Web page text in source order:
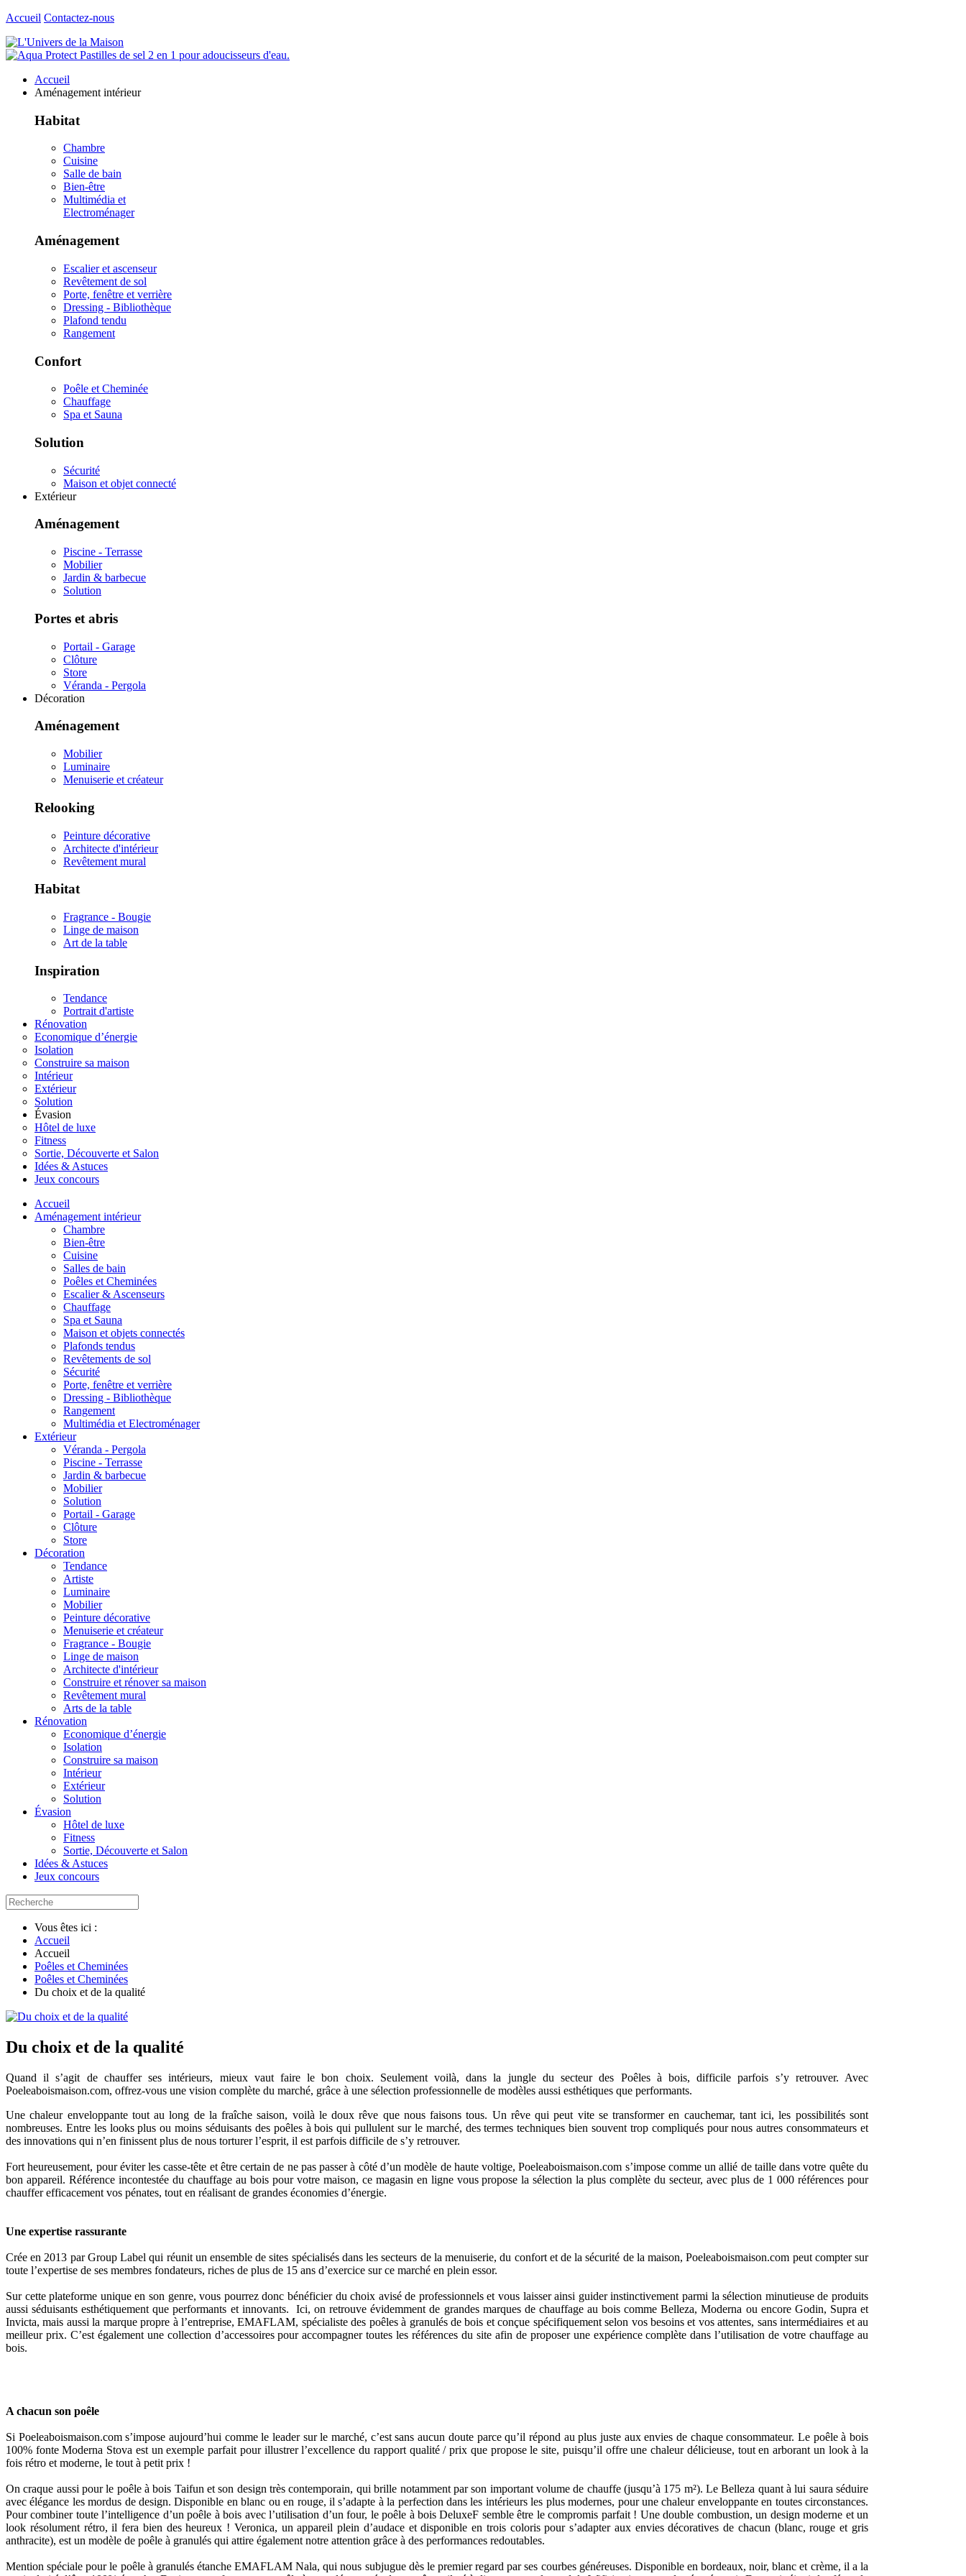
Accueil Contactez-nous
Accueil
Aménagement intérieur
Habitat
Chambre
Cuisine
Salle de bain
Bien-être
Multimédia et
Electroménager
Aménagement
Escalier et ascenseur
Revêtement de sol
Porte, fenêtre et verrière
Dressing - Bibliothèque
Plafond tendu
Rangement
Confort
Poêle et Cheminée
Chauffage
Spa et Sauna
Solution
Sécurité
Maison et objet connecté
Extérieur
Aménagement
Piscine - Terrasse
Mobilier
Jardin & barbecue
Solution
Portes et abris
Portail - Garage
Clôture
Store
Véranda - Pergola
Décoration
Aménagement
Mobilier
Luminaire
Menuiserie et créateur
Relooking
Peinture décorative
Architecte d'intérieur
Revêtement mural
Habitat
Fragrance - Bougie
Linge de maison
Art de la table
Inspiration
Tendance
Portrait d'artiste
Rénovation
Economique d’énergie
Isolation
Construire sa maison
Intérieur
Extérieur
Solution
Évasion
Hôtel de luxe
Fitness
Sortie, Découverte et Salon
Idées & Astuces
Jeux concours
Accueil
Aménagement intérieur
Chambre
Bien-être
Cuisine
Salles de bain
Poêles et Cheminées
Escalier & Ascenseurs
Chauffage
Spa et Sauna
Maison et objets connectés
Plafonds tendus
Revêtements de sol
Sécurité
Porte, fenêtre et verrière
Dressing - Bibliothèque
Rangement
Multimédia et Electroménager
Extérieur
Véranda - Pergola
Piscine - Terrasse
Jardin & barbecue
Mobilier
Solution
Portail - Garage
Clôture
Store
Décoration
Tendance
Artiste
Luminaire
Mobilier
Peinture décorative
Menuiserie et créateur
Fragrance - Bougie
Linge de maison
Architecte d'intérieur
Construire et rénover sa maison
Revêtement mural
Arts de la table
Rénovation
Economique d’énergie
Isolation
Construire sa maison
Intérieur
Extérieur
Solution
Évasion
Hôtel de luxe
Fitness
Sortie, Découverte et Salon
Idées & Astuces
Jeux concours
Vous êtes ici :
Accueil
Accueil
Poêles et Cheminées
Poêles et Cheminées
Du choix et de la qualité
Du choix et de la qualité
Quand il s’agit de chauffer ses intérieurs, mieux vaut faire le bon choix. Seulement voilà, dans la jungle du secteur des Poêles à bois, difficile parfois s’y retrouver. Avec
Poeleaboismaison.com, offrez-vous une vision complète du marché, grâce à une sélection professionnelle de modèles aussi esthétiques que performants.
Une chaleur enveloppante tout au long de la fraîche saison, voilà le doux rêve que nous faisons tous. Un rêve qui peut vite se transformer en cauchemar, tant ici, les possibilités sont
nombreuses. Entre les looks plus ou moins séduisants des poêles à bois qui pullulent sur le marché, des termes techniques bien souvent trop compliqués pour nous autres consommateurs et
des innovations qui n’en finissent plus de nous torturer l’esprit, il est parfois difficile de s’y retrouver.
Fort heureusement, pour éviter les casse-tête et être certain de ne pas passer à côté d’un modèle de haute voltige, Poeleaboismaison.com s’impose comme un allié de taille dans votre quête du
bon appareil. Référence incontestée du chauffage au bois pour votre maison, ce magasin en ligne vous propose la sélection la plus complète du secteur, avec plus de 1 000 références pour
chauffer efficacement vos pénates, tout en réalisant de grandes économies d’énergie.
Une expertise rassurante
Crée en 2013 par Group Label qui réunit un ensemble de sites spécialisés dans les secteurs de la menuiserie, du confort et de la sécurité de la maison, Poeleaboismaison.com peut compter sur
toute l’expertise de ses membres fondateurs, riches de plus de 15 ans d’exercice sur ce marché en plein essor.
Sur cette plateforme unique en son genre, vous pourrez donc bénéficier du choix avisé de professionnels et vous laisser ainsi guider instinctivement parmi la sélection minutieuse de produits
aussi séduisants esthétiquement que performants et innovants. Ici, on retrouve évidemment de grandes marques de chauffage au bois comme Belleza, Moderna ou encore Godin, Supra et
Invicta, mais aussi la marque propre à l’entreprise, EMAFLAM, spécialiste des poêles à granulés de bois et conçue spécifiquement selon vos besoins et vos attentes, sans intermédiaires et au
meilleur prix. C’est également une collection d’accessoires pour accompagner toutes les références du site afin de proposer une expérience complète dans l’utilisation de votre chauffage au
bois.
A chacun son poêle
Si Poeleaboismaison.com s’impose aujourd’hui comme le leader sur le marché, c’est sans aucun doute parce qu’il répond au plus juste aux envies de chaque consommateur. Le poêle à bois
100% fonte Moderna Stova est un exemple parfait pour illustrer l’excellence du rapport qualité / prix que propose le site, puisqu’il offre une chaleur délicieuse, tout en arborant un look à la
fois rétro et moderne, le tout à petit prix !
On craque aussi pour le poêle à bois Taifun et son design très contemporain, qui brille notamment par son important volume de chauffe (jusqu’à 175 m²). Le Belleza quant à lui saura séduire
avec élégance les mordus de design. Disponible en blanc ou en rouge, il s’adapte à la perfection dans les intérieurs les plus modernes, pour une chaleur enveloppante en toutes circonstances.
Pour combiner toute l’intelligence d’un poêle à bois avec l’utilisation d’un four, le poêle à bois DeluxeF semble être le compromis parfait ! Une double combustion, un design moderne et un
look résolument rétro, il fera bien des heureux ! Veronica, un appareil plein d’audace et disponible en trois coloris pour s’adapter aux envies décoratives de chacun (blanc, rouge et gris
anthracite), est un modèle de poêle à granulés qui attire également notre attention grâce à des performances redoutables.
Mention spéciale pour le poêle à granulés étanche EMAFLAM Nala, qui nous subjugue dès le premier regard par ses courbes généreuses. Disponible en bordeaux, noir, blanc et crème, il a la